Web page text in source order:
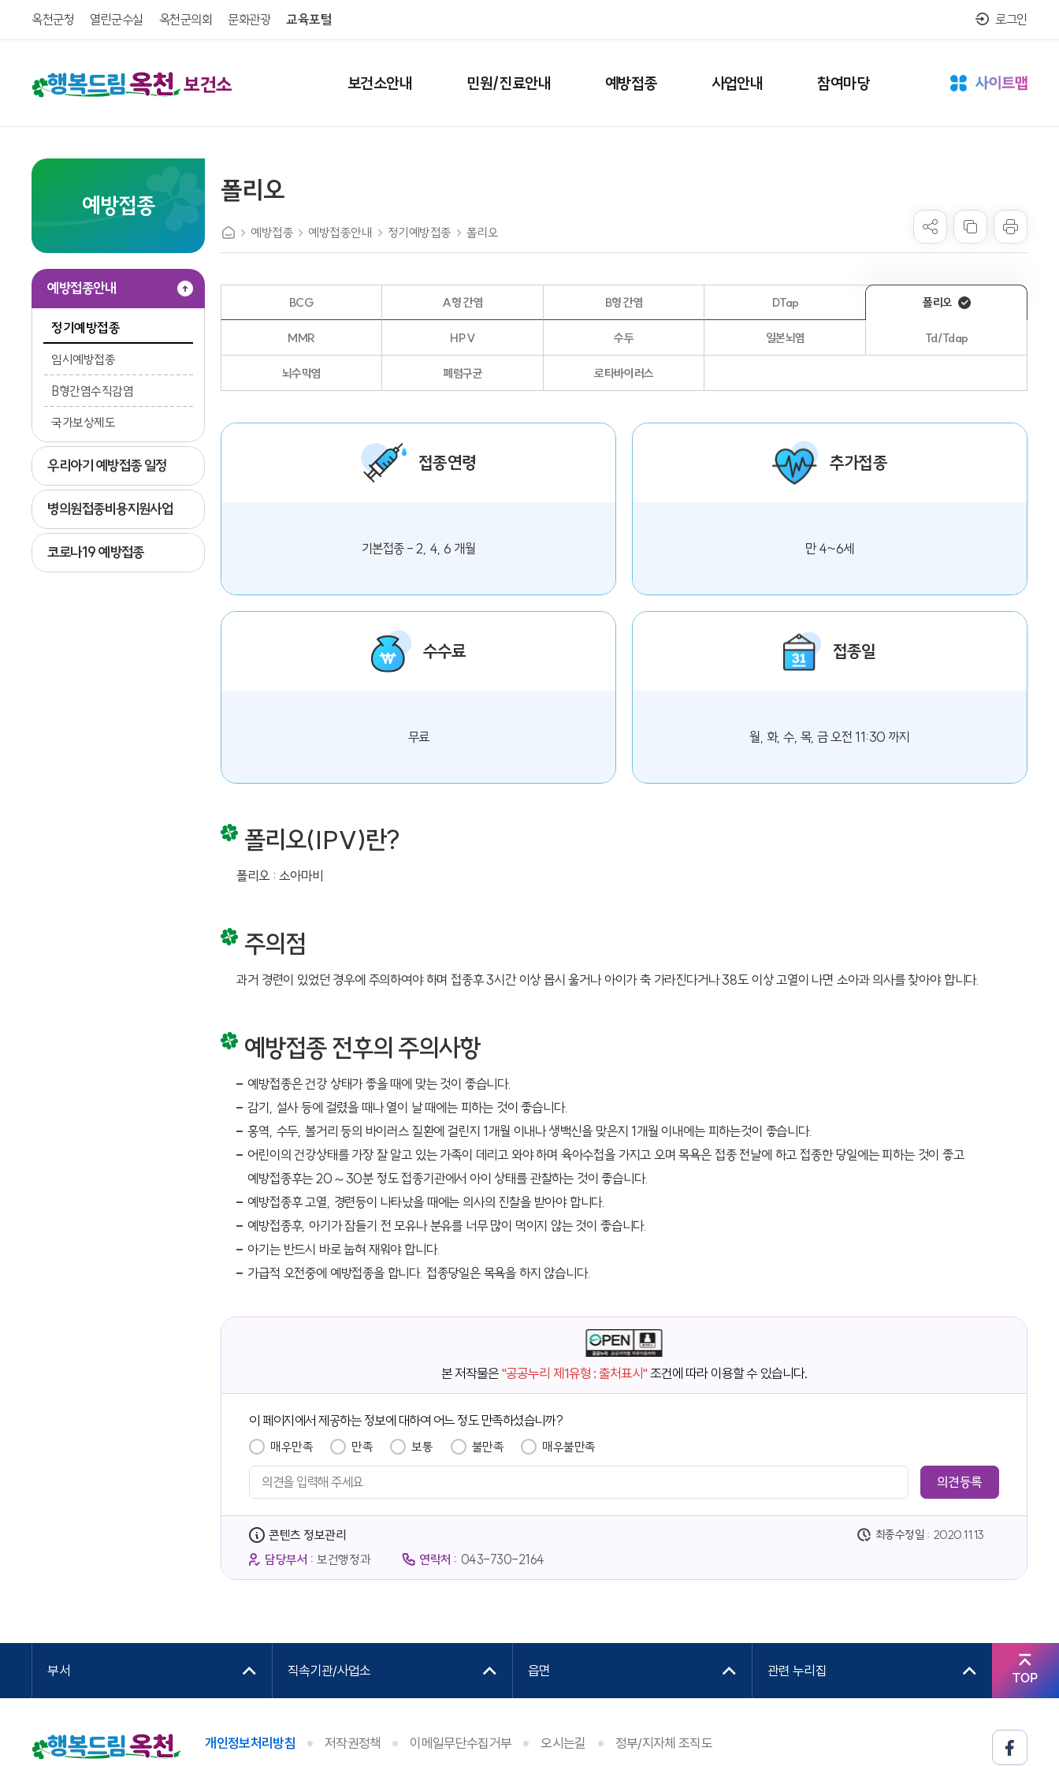
옥천군청 열린군수실 옥천군의회 문화관광 교육포털 로그인
보건소 보건소안내 민원/진료안내 예방접종 사업안내 참여마당
예방접종
예방접종안내
정기예방접종
임시예방접종
B형간염수직감염
국가보상제도
우리아기 예방접종 일정
병의원접종비용지원사업
코로나19 예방접종
폴리오
예방접종 예방접종안내 정기예방접종 폴리오
BCG A형 간염 B형 간염 DTap 폴리오
MMR HPV 수두 일본뇌염 Td/Tdap
뇌수막염 폐렴구균 로타바이러스
접종연령
기본접종 - 2, 4, 6 개월
추가접종
만 4~6세
수수료
무료
접종일
월, 화, 수, 목, 금 오전 11:30 까지
폴리오(IPV)란?
폴리오 : 소아마비
주의점
과거 경련이 있었던 경우에 주의하여야 하며 접종후 3시간 이상 몹시 울거나 아이가 축 가라진다거나 38도 이상 고열이 나면 소아과 의사를 찾아야 합니다.
예방접종 전후의 주의사항
예방접종은 건강 상태가 좋을 때에 맞는 것이 좋습니다.
감기, 설사 등에 걸렸을 때나 열이 날 때에는 피하는 것이 좋습니다.
홍역, 수두, 볼거리 등의 바이러스 질환에 걸린지 1개월 이내나 생백신을 맞은지 1개월 이내에는 피하는것이 좋습니다.
어린이의 건강상태를 가장 잘 알고 있는 가족이 데리고 와야 하며 육아수첩을 가지고 오며 목욕은 접종 전날에 하고 접종한 당일에는 피하는 것이 좋고
예방접종후는 20～30분 정도 접종기관에서 아이 상태를 관찰하는 것이 좋습니다.
예방접종후 고열, 경련등이 나타났을 때에는 의사의 진찰을 받아야 합니다.
예방접종후, 아기가 잠들기 전 모유나 분유를 너무 많이 먹이지 않는 것이 좋습니다.
아기는 반드시 바로 눕혀 재워야 합니다.
가급적 오전중에 예방접종을 합니다. 접종당일은 목욕을 하지 않습니다.
본 저작물은 "공공누리 제1유형 : 출처표시" 조건에 따라 이용할 수 있습니다.
이 페이지에서 제공하는 정보에 대하여 어느 정도 만족하셨습니까?
매우만족 만족 보통 불만족 매우불만족
콘텐츠 정보관리
담당부서 : 보건행정과 연락처 : 043-730-2164
최종수정일 : 2020.11.13
부서 직속기관/사업소 읍면 관련 누리집 TOP
개인정보처리방침 저작권정책 이메일무단수집거부 오시는길 정부/지자체 조직도